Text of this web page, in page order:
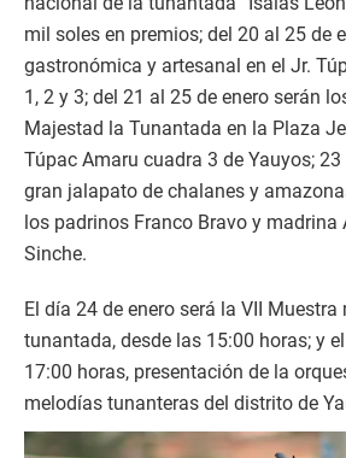
mil soles en premios; del 20 al 25 de
gastronómica y artesanal en el Jr.
1, 2 y 3; del 21 al 25 de enero serán
Majestad la Tunantada en la Plaza
Túpac Amaru cuadra 3 de Yauyos; 23
gran jalapato de chalanes y
los padrinos Franco Bravo y madrina
Sinche.
El día 24 de enero será la VII
tunantada, desde las 15:00 horas; y
17:00 horas, presentación de la
melodías tunanteras del distrito de